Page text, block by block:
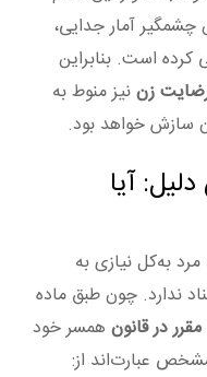
آمار جدایی،
کرده است. بنابراین
زننیز منوط به
سازش خواهد بود.
آیا
به‌کل نیازی به
ندارد. چون طبق ماده
در قانون همسر خود
عبارت‌اند از: